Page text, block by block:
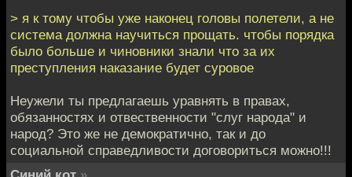
> я к тому чтобы уже наконец головы полетели, а не
система должна научиться прощать. чтобы порядка
было больше и чиновники знали что за их
преступления наказание будет суровое
Неужели ты предлагаешь уравнять в правах,
обязанностях и отвественности "слуг народа" и
народ? Это же не демократично, так и до
социальной справедливости договориться можно!!!